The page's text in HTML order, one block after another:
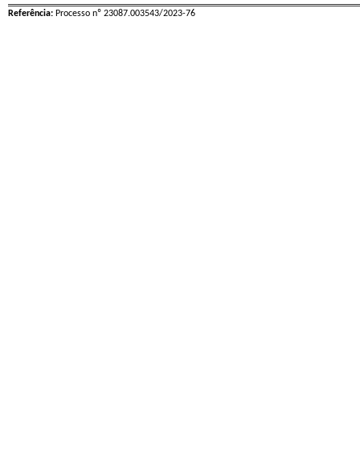
Referência: Processo nº 23087.003543/2023-76